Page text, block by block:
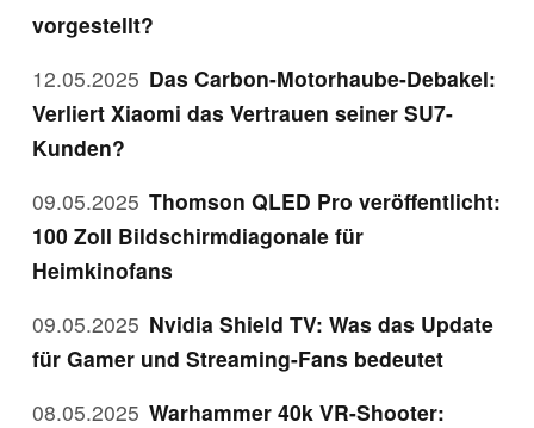
vorgestellt?
12.05.2025 Das Carbon-Motorhaube-Debakel:
Verliert Xiaomi das Vertrauen seiner SU7-
Kunden?
09.05.2025 Thomson QLED Pro veröffentlicht:
100 Zoll Bildschirmdiagonale für
Heimkinofans
09.05.2025 Nvidia Shield TV: Was das Update
für Gamer und Streaming-Fans bedeutet
08.05.2025 Warhammer 40k VR-Shooter: